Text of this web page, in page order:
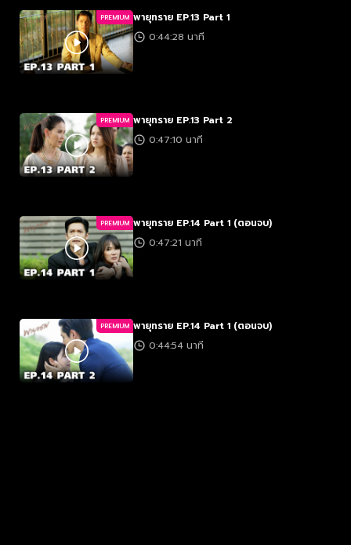
PREMIUM พายุทราย EP.13 Part 1
0:44:28 นาที
PREMIUM พายุทราย EP.13 Part 2
0:47:10 นาที
PREMIUM พายุทราย EP.14 Part 1 (ตอนจบ)
0:47:21 นาที
PREMIUM พายุทราย EP.14 Part 1 (ตอนจบ)
0:44:54 นาที